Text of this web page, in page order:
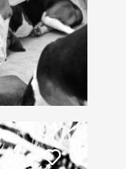
Liker